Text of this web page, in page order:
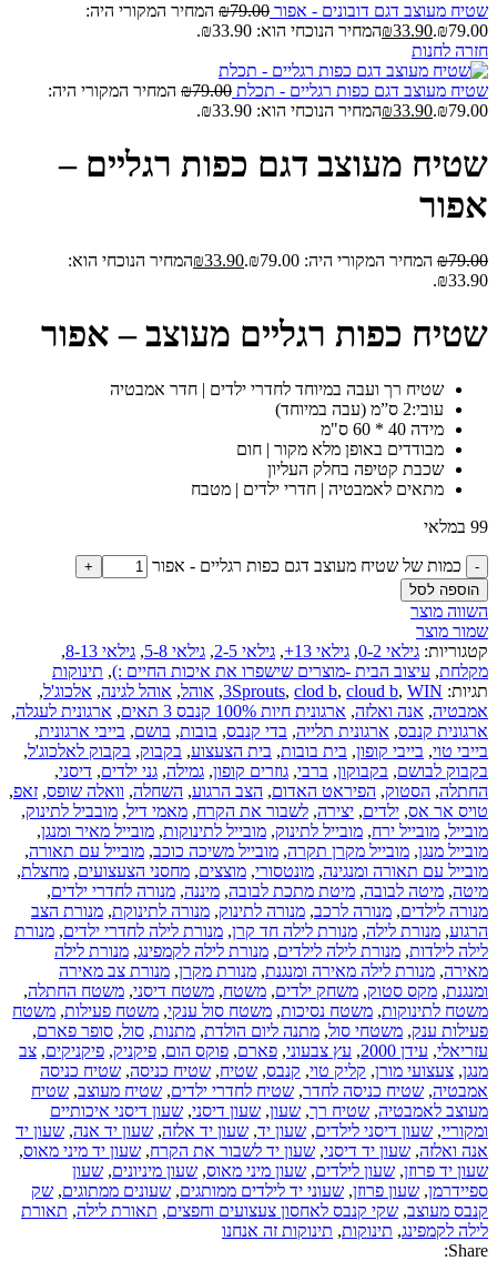
שטיח מעוצב דגם דובונים - אפור ₪79.00
המחיר המקורי היה:
₪79.00.
₪33.90
המחיר הנוכחי הוא: ₪33.90.
חזרה לחנות
שטיח מעוצב דגם כפות רגליים - תכלת ₪79.00
המחיר המקורי היה:
₪79.00.
₪33.90 המחיר הנוכחי הוא: ₪33.90.
שטיח מעוצב דגם כפות רגליים –
אפור
₪79.00 המחיר המקורי היה: ₪79.00. ₪33.90
המחיר הנוכחי הוא:
₪33.90.
שטיח כפות רגליים מעוצב – אפור
שטיח רך ועבה במיוחד לחדרי ילדים | חדר אמבטיה
עובי:2 ס”מ (עבה במיוחד)
מידה 40 * 60 ס"מ
מבודדים באופן מלא מקור | חום
שכבת קטיפה בחלק העליון
מתאים לאמבטיה | חדרי ילדים | מטבח
99 במלאי
כמות של שטיח מעוצב דגם כפות רגליים - אפור
הוספה לסל
השווה מוצר
שמור מוצר
קטגוריות: גילאי 0-2 , גילאי 13+ , גילאי 2-5 , גילאי 5-8 , גילאי 8-13
,
מקלחת, עיצוב הבית -מוצרים שישפרו את איכות החיים :), תינוקות
תגיות:
3Sprouts, clod b, cloud b, WIN
, אוהל, אוהל לגינה, אלכוג'ל,
אמבטיה, אנה ואלזה, ארגונית חיות 100% קנבס 3 תאים , ארגונית לעגלה,
ארגונית קנבס, ארגונית תלייה, בדי קנבס, בובות, בושם, בייבי ארגונית,
בייבי טוי, בייבי קופון, בית בובות, בית הצעצוע, בקבוק, בקבוק לאלכוג'ל,
בקבוק לבושם, בקבוקון, ברבי, גוזרים קופון, גמילה, גני ילדים, דיסני,
החתלה, הסטוק, הפיראט האדום, הצב הרגוע, השחלה, וואלה שופס, זאפ,
טויס אר אס, ילדים, יצירה, לשבור את הקרח, מאמי דיל, מובביל לתינוק,
מובייל, מובייל ירח, מובייל לתינוק, מובייל לתינוקות, מובייל מאיר ומנגן,
מובייל מנגן, מובייל מקרן תקרה, מובייל משיכה כוכב, מובייל עם תאורה,
מובייל עם תאורה ומנגינה, מונטסורי, מוצצים, מחסני הצעצועים, מחצלת,
מיטה, מיטה לבובה, מיטת מתכת לבובה, מיננה, מנורה לחדרי ילדים,
מנורה לילדים, מנורה לרכב, מנורה לתינוק, מנורה לתינוקת, מנורת הצב
הרגוע, מנורת לילה, מנורת לילה חד קרן, מנורת לילה לחדרי ילדים, מנורת
לילה לילדות, מנורת לילה לילדים, מנורת לילה לקמפינג, מנורת לילה
מאירה, מנורת לילה מאירה ומנגנת, מנורת מקרן, מנורת צב מאירה
ומנגנת, מקס סטוק, משחק ילדים, משטח, משטח דיסני, משטח החתלה,
משטח לתינוקות, משטח נסיכות, משטח סול ענקי, משטח פעילות, משטח
פעילות ענק, משטחי סול, מתנה ליום הולדת, מתנות, סול, סופר פארם,
עזריאלי, עידן 2000 , עץ צבעוני, פארם, פוקס הום, פיקניק, פיקניקים, צב
מנגן, צעצועי מורן, קליק טוי, קנבס, שטיח, שטיח כניסה, שטיח כניסה
אמבטיה, שטיח כניסה לחדר, שטיח לחדרי ילדים, שטיח מעוצב, שטיח
מעוצב לאמבטיה, שטיח רך, שעון, שעון דיסני, שעון דיסני איכותיים
ומקוריי, שעון דיסני לילדים, שעון יד, שעון יד אלזה, שעון יד אנה, שעון יד
אנה ואלזה, שעון יד דיסני, שעון יד לשבור את הקרח, שעון יד מיני מאוס,
שעון יד פרוזן, שעון לילדים, שעון מיני מאוס, שעון מיניונים, שעון
ספיידרמן, שעון פרוזן, שעוני יד לילדים ממותגים, שעונים ממתוגים, שק
קנבס מעוצב, שקי קנבס לאחסון צעצועים וחפצים, תאורת לילה, תאורת
לילה לקמפינג, תינוקות, תינוקות זה אנחנו
Share: